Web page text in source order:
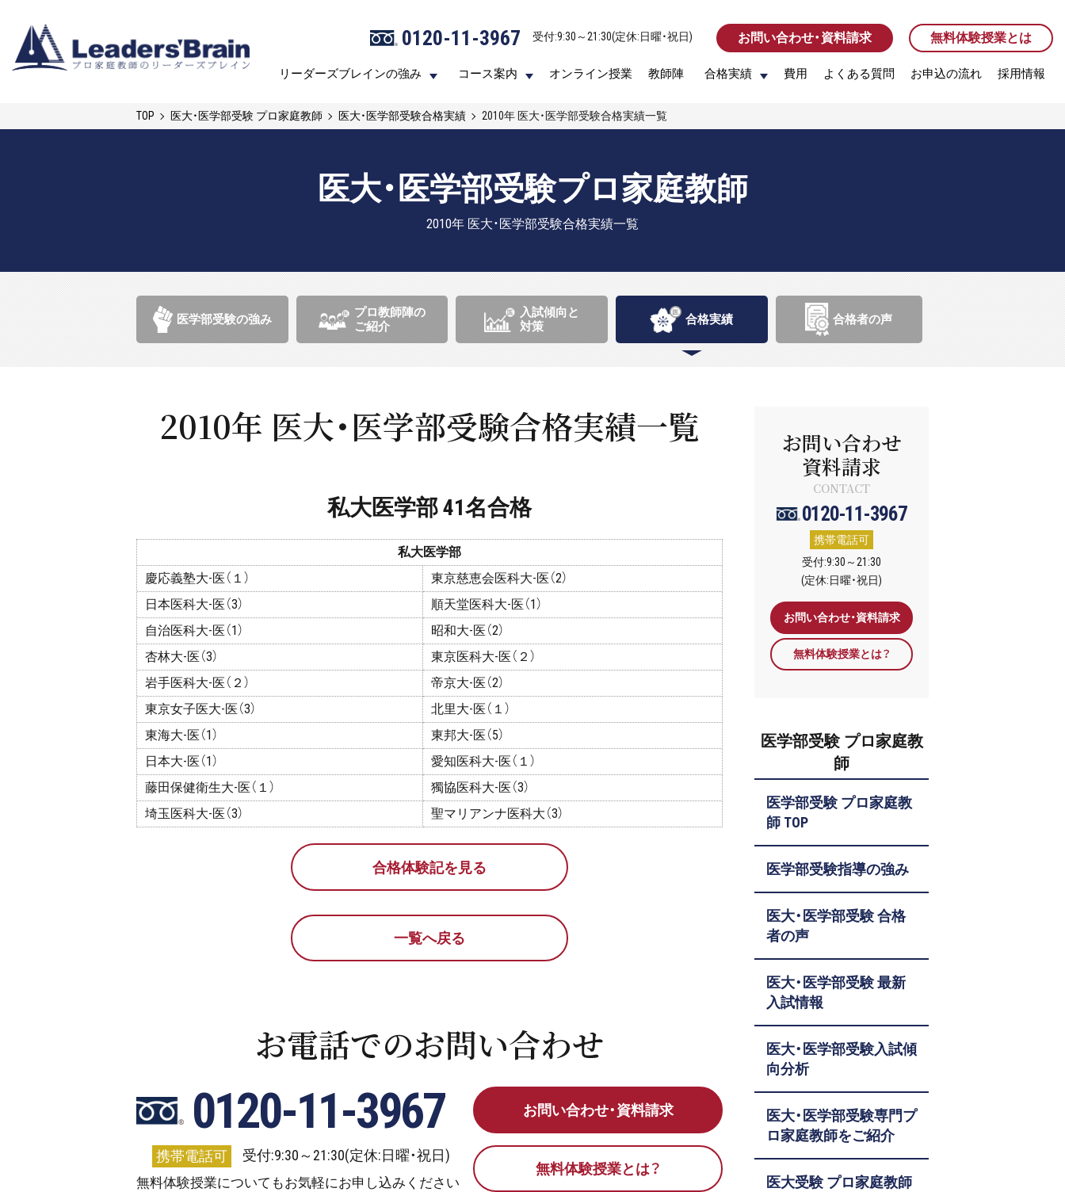
0120-11-3967 受付:9:30～21:30(定休:日曜・祝日) お問い合わせ・資料請求 無料体験授業とは
リーダーズブレインの強み コース案内 オンライン授業 教師陣 合格実績 費用 よくある質問 お申込の流れ 採用情報
0120-11-3967 受付:9:30～21:30(定休:日曜・祝日) お問い合わせ・資料請求 無料体験授業とは
リーダーズブレインの強み コース案内 オンライン授業 教師陣 合格実績 費用 よくある質問 お申込の流れ 採用情報
TOP 医大・医学部受験 プロ家庭教師 医大・医学部受験合格実績 2010年 医大・医学部受験合格実績一覧
医大・医学部受験プロ家庭教師
2010年 医大・医学部受験合格実績一覧
医学部受験の強み
プロ教師陣の
ご紹介
入試傾向と
対策
合格実績 合格者の声
2010年 医大・医学部受験合格実績一覧
私大医学部 41名合格
私大医学部
慶応義塾大-医（１）
東京慈恵会医科大-医（2）
日本医科大-医（3）
順天堂医科大-医（1）
自治医科大-医（1）
昭和大-医（2）
杏林大-医（3）
東京医科大-医（２）
岩手医科大-医（２）
帝京大-医（2）
東京女子医大-医（3）
北里大-医（１）
東海大-医（1）
東邦大-医（5）
日本大-医（1）
愛知医科大-医（１）
藤田保健衛生大-医（１）
獨協医科大-医（3）
埼玉医科大-医（3）
聖マリアンナ医科大（3）
合格体験記を見る
一覧へ戻る
お電話でのお問い合わせ
0120-11-3967
携帯電話可 受付:9:30～21:30(定休:日曜・祝日)
無料体験授業についてもお気軽にお申し込みください
お問い合わせ・資料請求
無料体験授業とは？
お問い合わせ
資料請求
CONTACT
0120-11-3967
携帯電話可
受付:9:30～21:30
(定休:日曜・祝日)
お問い合わせ・資料請求
無料体験授業とは？
医学部受験 プロ家庭教
師
医学部受験 プロ家庭教
師 TOP
医学部受験指導の強み
医大・医学部受験 合格
者の声
医大・医学部受験 最新
入試情報
医大・医学部受験入試傾
向分析
医大・医学部受験専門プ
ロ家庭教師をご紹介
医大受験 プロ家庭教師